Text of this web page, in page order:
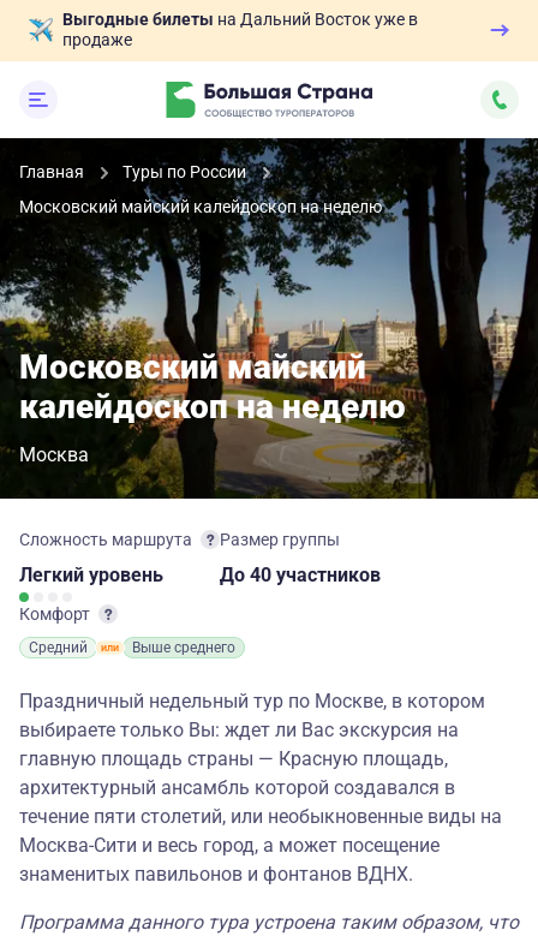
Выгодные билеты на Дальний Восток уже в
продаже
Главная
Туры по России
Московский майский калейдоскоп на неделю
Московский майский
калейдоскоп на неделю
Москва
Сложность маршрута
Легкий уровень
Комфорт
Средний Выше среднего
Размер группы
до 40 участников
Праздничный недельный тур по Москве, в котором
выбираете только Вы: ждет ли Вас экскурсия на
главную площадь страны — Красную площадь,
архитектурный ансамбль которой создавался в
течение пяти столетий, или необыкновенные виды на
Москва-Сити и весь город, а может посещение
знаменитых павильонов и фонтанов ВДНХ.
Программа данного тура устроена таким образом, что